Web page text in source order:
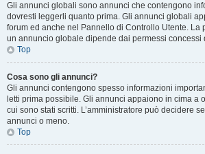
Gli annunci globali sono annunci che contengono
dovresti leggerli quanto prima. Gli annunci globali
forum ed anche nel Pannello di Controllo Utente. La
un annuncio globale dipende dai permessi concessi
Top
Cosa sono gli annunci?
Gli annunci contengono spesso informazioni
letti prima possibile. Gli annunci appaiono in cima a
cui sono stati scritti. L’amministratore può decidere
annunci o meno.
Top